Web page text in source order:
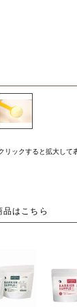
リックすると拡大して
品はこちら